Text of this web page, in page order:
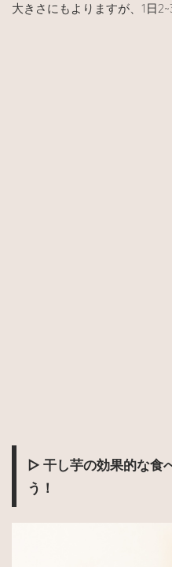
大きさにもよりますが、1日
▷ 干し芋の効果的な食
う！